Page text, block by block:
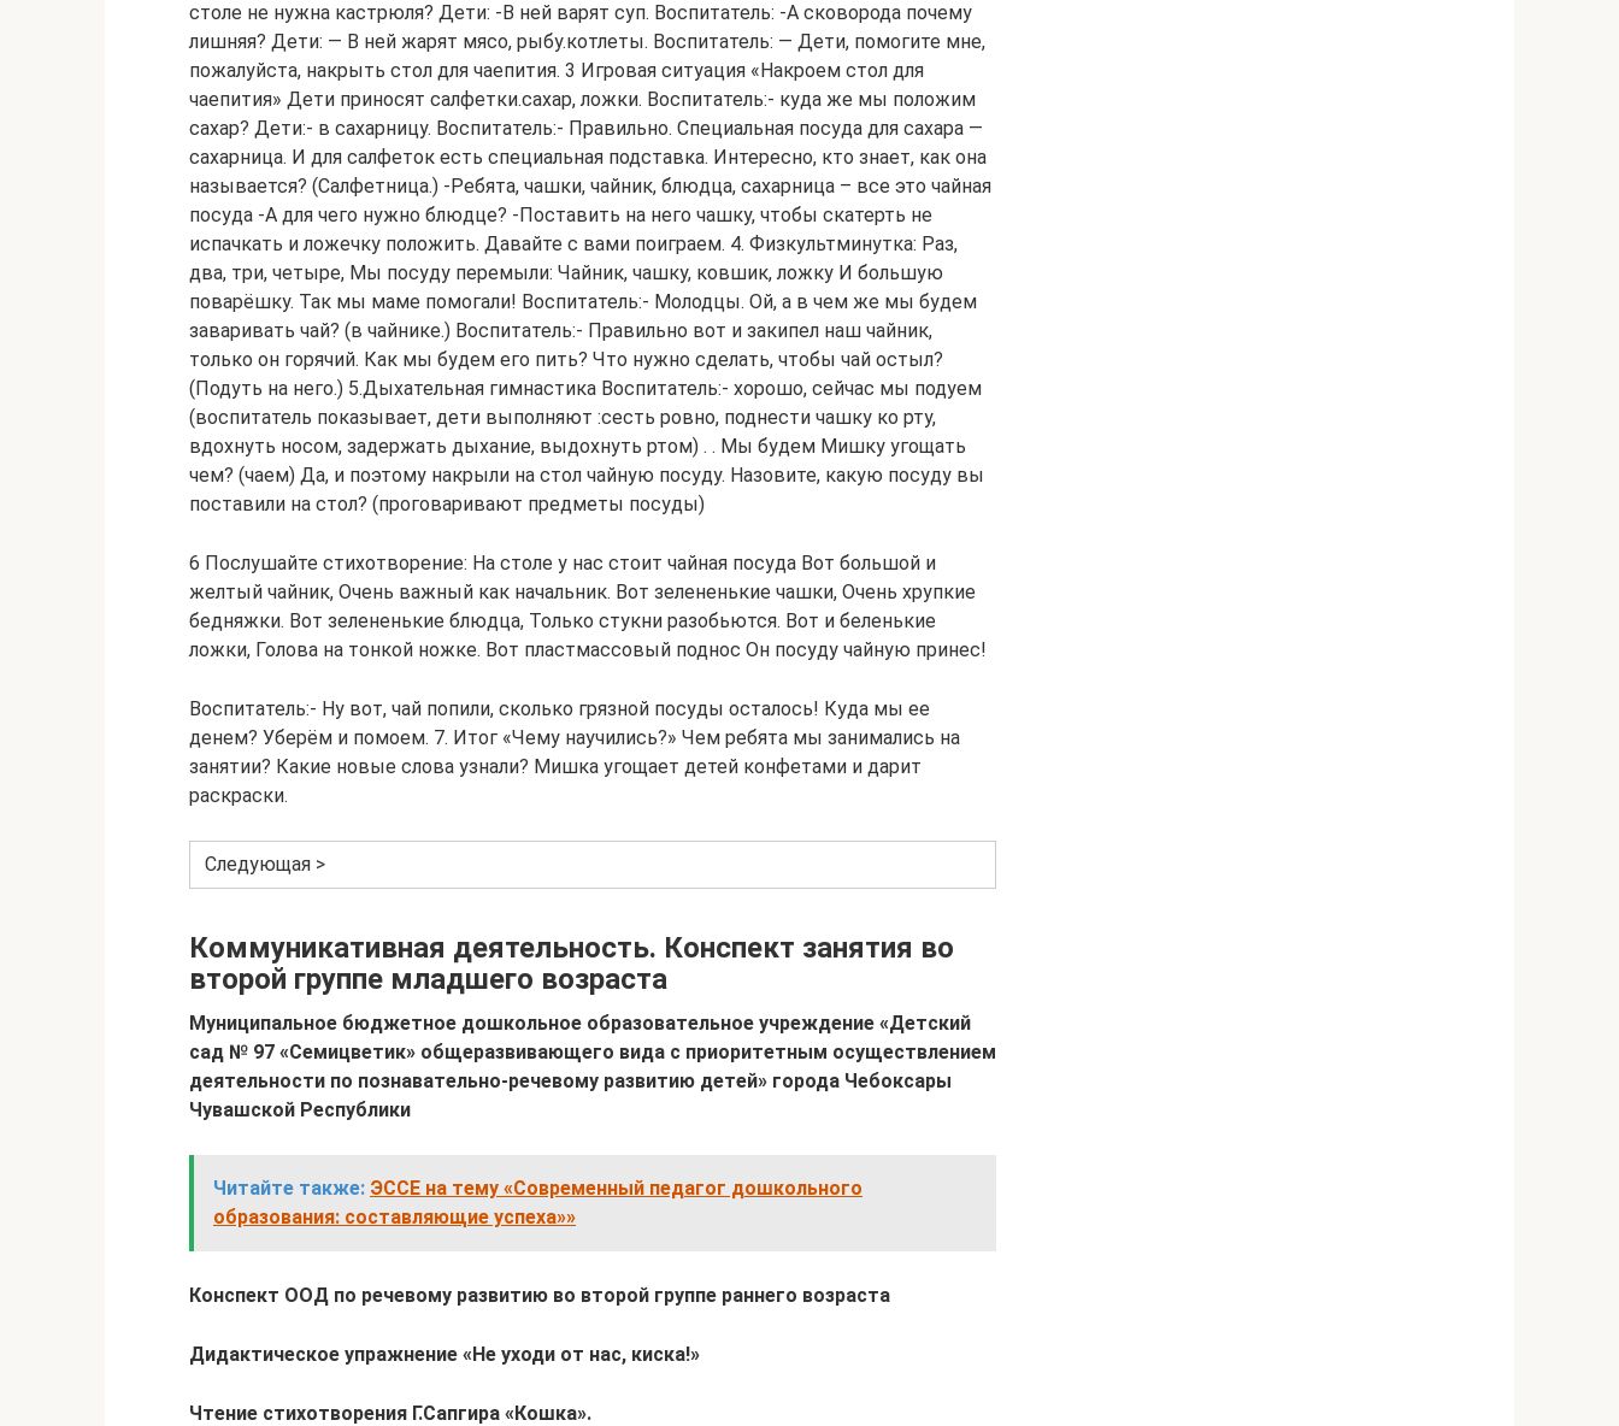
столе не нужна кастрюля? Дети: -В ней варят суп. Воспитатель: -А сковорода почему
лишняя? Дети: — В ней жарят мясо, рыбу.котлеты. Воспитатель: — Дети, помогите мне,
пожалуйста, накрыть стол для чаепития. 3 Игровая ситуация «Накроем стол для
чаепития» Дети приносят салфетки.сахар, ложки. Воспитатель:- куда же мы положим
сахар? Дети:- в сахарницу. Воспитатель:- Правильно. Специальная посуда для сахара —
сахарница. И для салфеток есть специальная подставка. Интересно, кто знает, как она
называется? (Салфетница.) -Ребята, чашки, чайник, блюдца, сахарница – все это чайная
посуда -А для чего нужно блюдце? -Поставить на него чашку, чтобы скатерть не
испачкать и ложечку положить. Давайте с вами поиграем. 4. Физкультминутка: Раз,
два, три, четыре, Мы посуду перемыли: Чайник, чашку, ковшик, ложку И большую
поварёшку. Так мы маме помогали! Воспитатель:- Молодцы. Ой, а в чем же мы будем
заваривать чай? (в чайнике.) Воспитатель:- Правильно вот и закипел наш чайник,
только он горячий. Как мы будем его пить? Что нужно сделать, чтобы чай остыл?
(Подуть на него.) 5.Дыхательная гимнастика Воспитатель:- хорошо, сейчас мы подуем
(воспитатель показывает, дети выполняют :сесть ровно, поднести чашку ко рту,
вдохнуть носом, задержать дыхание, выдохнуть ртом) . . Мы будем Мишку угощать
чем? (чаем) Да, и поэтому накрыли на стол чайную посуду. Назовите, какую посуду вы
поставили на стол? (проговаривают предметы посуды)
6 Послушайте стихотворение: На столе у нас стоит чайная посуда Вот большой и
желтый чайник, Очень важный как начальник. Вот зелененькие чашки, Очень хрупкие
бедняжки. Вот зелененькие блюдца, Только стукни разобьются. Вот и беленькие
ложки, Голова на тонкой ножке. Вот пластмассовый поднос Он посуду чайную принес!
Воспитатель:- Ну вот, чай попили, сколько грязной посуды осталось! Куда мы ее
денем? Уберём и помоем. 7. Итог «Чему научились?» Чем ребята мы занимались на
занятии? Какие новые слова узнали? Мишка угощает детей конфетами и дарит
раскраски.
Следующая >
Коммуникативная деятельность. Конспект занятия во
второй группе младшего возраста
Муниципальное бюджетное дошкольное образовательное учреждение «Детский
сад № 97 «Семицветик» общеразвивающего вида с приоритетным осуществлением
деятельности по познавательно-речевому развитию детей» города Чебоксары
Чувашской Республики
Читайте также: ЭССЕ на тему «Современный педагог дошкольного
образования: составляющие успеха»»
Конспект ООД по речевому развитию во второй группе раннего возраста
Дидактическое упражнение «Не уходи от нас, киска!»
Чтение стихотворения Г.Сапгира «Кошка».